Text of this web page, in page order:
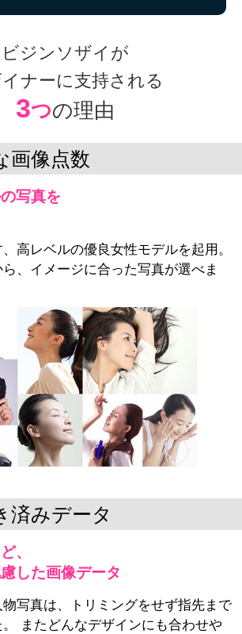
ビジンソザイが
ナーに支持される
3つの理由
画像点数
写真を
高レベルの優良女性モデルを起用。
、イメージに合った写真が選べま
済みデータ
、
した画像データ
写真は、トリミングをせず指先まで
またどんなデザインにも合わせや